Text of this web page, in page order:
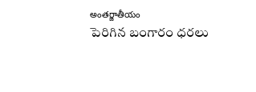
అంతర్జాతీయం
పెరిగిన బంగారం ధరలు